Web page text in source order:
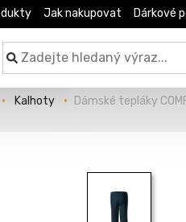
Jak nakupovat Dárkové
Kalhoty Dámské tepláky